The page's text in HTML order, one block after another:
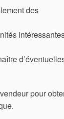
des
pour